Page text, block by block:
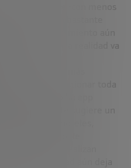
corto alcance -con menos
funcionan bastante
donde su rendimiento aún
avanza, pero la realidad va
visión es aún más
capaz de gestionar toda
como “la app
que no solo te sugiere un
por ti. Google
que realizan
su fiabilidad aún deja